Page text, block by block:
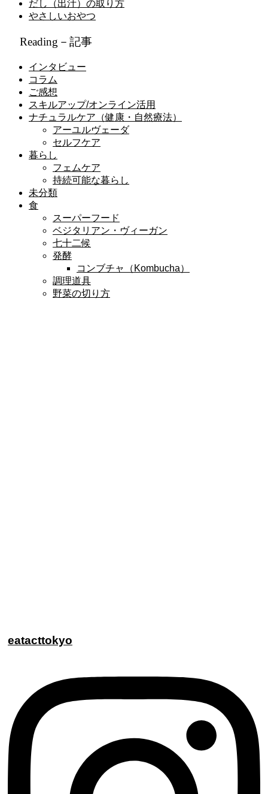
だし（出汁）の取り方
やさしいおやつ
Reading－記事
インタビュー
コラム
ご感想
スキルアップ/オンライン活用
ナチュラルケア（健康・自然療法）
アーユルヴェーダ
セルフケア
暮らし
フェムケア
持続可能な暮らし
未分類
食
スーパーフード
ベジタリアン・ヴィーガン
七十二候
発酵
コンブチャ（Kombucha）
調理道具
野菜の切り方
eatacttokyo